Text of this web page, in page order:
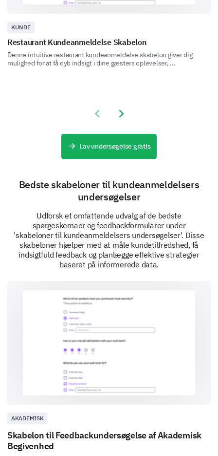
KUNDE
Restaurant Kundeanmeldelse Skabelon
Denne intuitive restaurant kundeanmeldelse skabelon giver dig
mulighed for at få dyb indsigt i dine gæsters oplevelser, ...
Previous slide
Next slide
Lav undersøgelse gratis
Bedste skabeloner til kundeanmeldelsers
undersøgelser
Udforsk et omfattende udvalg af de bedste
spørgeskemaer og feedbackformularer under
'skabeloner til kundeanmeldelsers undersøgelser'. Disse
skabeloner hjælper med at måle kundetilfredshed, få
indsigtfuld feedback og planlægge effektive strategier
baseret på informerede data.
AKADEMISK
Skabelon til Feedbackundersøgelse af Akademisk
Begivenhed